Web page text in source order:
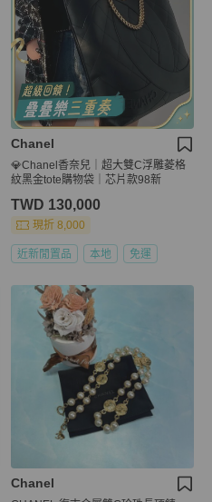
Chanel
💎Chanel香奈兒｜超大雙C浮雕菱格
紋黑金tote購物袋｜芯片款98新
TWD 130,000
現折 8,000
近新閒置品 本地 免運
Chanel